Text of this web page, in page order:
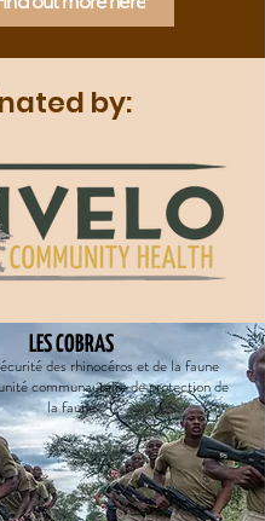
by:
LES COBRAS
des rhinocéros et de la faune
communautaire de protection de
la faune